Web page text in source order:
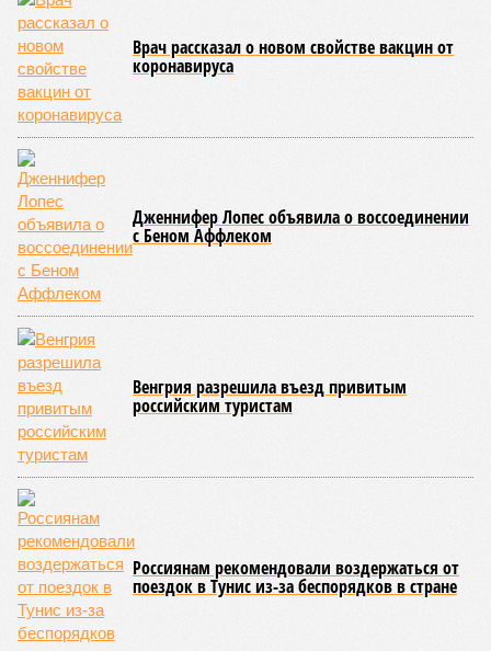
этом из кураторов стройки не задается вопросом: как эти
сроки должны материализоваться? На строительной
площадке, по свидетельствам дольщиков, регулярно
бывающих у забора, какая-либо техника отсутствует. Ни
бетононасосов, ни работающих кранов, ни признаков
мобилизации подрядчиков. При том, что до «декабря 2026»
осталось менее полугода.
Если в «Сказочном лесу» техзаказчик публично
отчитывался о поэтапной готовности – 90%, затем 97%, с
конкретными инженерными работами (усиление
монолитных конструкций, устранение проектных ошибок) –
то по «Станции Л» подобной публичной отчётности
дольщики не видят. Ни Capital Group, ни кураторы
строительства не подтверждают ни соблюдения графика
строительства, ни объёма фактически выполненных работ.
Напрашивается закономерный вопрос: если
декларируемая «Capital Group модель (достраивать
проблемные объекты SSD») сработала на
Лосиноостровской, почему она не масштабируется на
Люблино? И означает ли отсутствие техники на площадке,
что в реальности подрядчик по «Станции Л» ещё даже не
определён?Митинги
2025–2026 годах, похоже, не изменили ситуацию.«В
последние месяцы в личном общении нам перестали
называть даже ориентировочные сроки»
расстроенные дольщики.